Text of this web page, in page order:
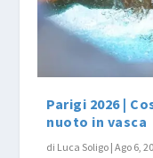
Budapest 2017
Ben...
Parigi 2026 |
nuoto in vasca
di Luca Soligo |Ago 6,